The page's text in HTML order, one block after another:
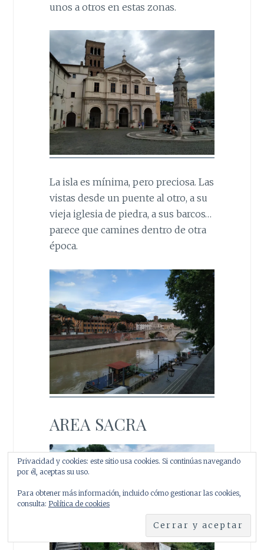
unos a otros en estas zonas.
La isla es mínima, pero preciosa. Las
vistas desde un puente al otro, a su
vieja iglesia de piedra, a sus barcos…
parece que camines dentro de otra
época.
AREA SACRA
Privacidad y cookies: este sitio usa cookies. Si continúas navegando
por él, aceptas su uso.
Para obtener más información, incluido cómo gestionar las cookies,
consulta: Política de cookies